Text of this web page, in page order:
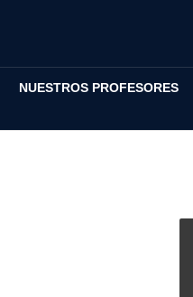
NUESTROS PROFESORES